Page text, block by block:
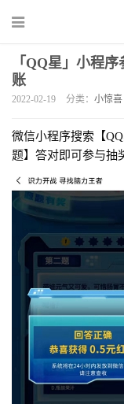
「QQ星」小程
账
2022-02-19 分类： 小惊喜
微信小程序搜索【
题】答对即可参与抽